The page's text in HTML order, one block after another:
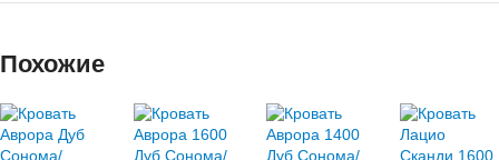
Похожие